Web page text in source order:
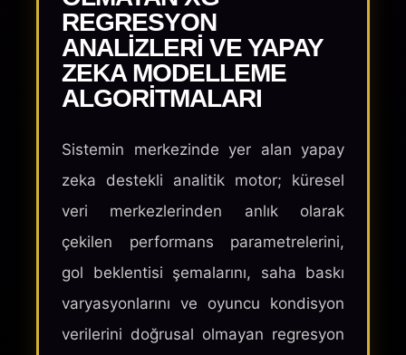
REGRESYON
ANALIZLERI VE YAPAY
ZEKA MODELLEME
ALGORITMALARI
Sistemin merkezinde yer alan yapay
zeka destekli analitik motor; küresel
veri merkezlerinden anlık olarak
çekilen performans parametrelerini,
gol beklentisi şemalarını, saha baskı
varyasyonlarını ve oyuncu kondisyon
verilerini doğrusal olmayan regresyon